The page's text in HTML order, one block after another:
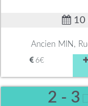
10
Ancien MIN,
6€
2 - 3